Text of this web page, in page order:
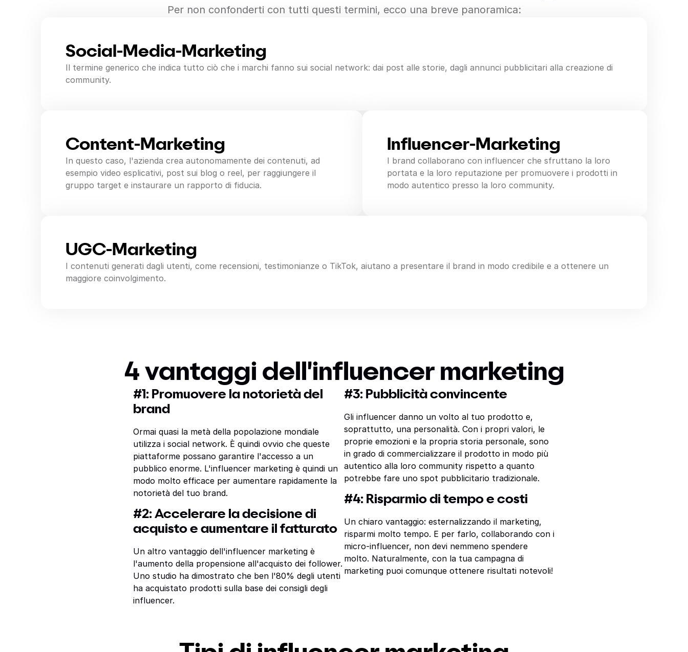
Per non confonderti con tutti questi termini, ecco una breve panoramica:
Social-Media-Marketing
Il termine generico che indica tutto ciò che i marchi fanno sui social network: dai post alle storie, dagli annunci pubblicitari alla creazione di
community.
Content-Marketing
In questo caso, l'azienda crea autonomamente dei contenuti, ad
esempio video esplicativi, post sui blog o reel, per raggiungere il
gruppo target e instaurare un rapporto di fiducia.
Influencer-Marketing
I brand collaborano con influencer che sfruttano la loro
portata e la loro reputazione per promuovere i prodotti in
modo autentico presso la loro community.
UGC-Marketing
I contenuti generati dagli utenti, come recensioni, testimonianze o TikTok, aiutano a presentare il brand in modo credibile e a ottenere un
maggiore coinvolgimento.
4 vantaggi dell'influencer marketing
#1: Promuovere la notorietà del
brand
Ormai quasi la metà della popolazione mondiale
utilizza i social network. È quindi ovvio che queste
piattaforme possano garantire l'accesso a un
pubblico enorme. L'influencer marketing è quindi un
modo molto efficace per aumentare rapidamente la
notorietà del tuo brand.
#2: Accelerare la decisione di
acquisto e aumentare il fatturato
Un altro vantaggio dell'influencer marketing è
l'aumento della propensione all'acquisto dei follower.
Uno studio ha dimostrato che ben l'80% degli utenti
ha acquistato prodotti sulla base dei consigli degli
influencer.
#3: Pubblicità convincente
Gli influencer danno un volto al tuo prodotto e,
soprattutto, una personalità. Con i propri valori, le
proprie emozioni e la propria storia personale, sono
in grado di commercializzare il prodotto in modo più
autentico alla loro community rispetto a quanto
potrebbe fare uno spot pubblicitario tradizionale.
#4: Risparmio di tempo e costi
Un chiaro vantaggio: esternalizzando il marketing,
risparmi molto tempo. E per farlo, collaborando con i
micro-influencer, non devi nemmeno spendere
molto. Naturalmente, con la tua campagna di
marketing puoi comunque ottenere risultati notevoli!